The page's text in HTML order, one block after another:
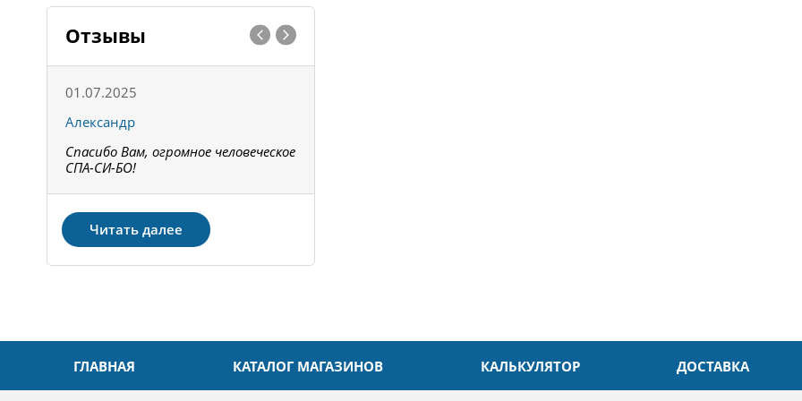
Отзывы
01.07.2025
Александр
Спасибо Вам, огромное человеческое
СПА-СИ-БО!
Читать далее
ГЛАВНАЯ КАТАЛОГ МАГАЗИНОВ КАЛЬКУЛЯТОР ДОСТАВКА